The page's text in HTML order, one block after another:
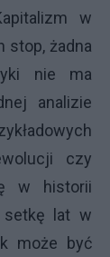
w
stop, żadna
nie ma
analizie
czy
w historii
setkę lat w
może być